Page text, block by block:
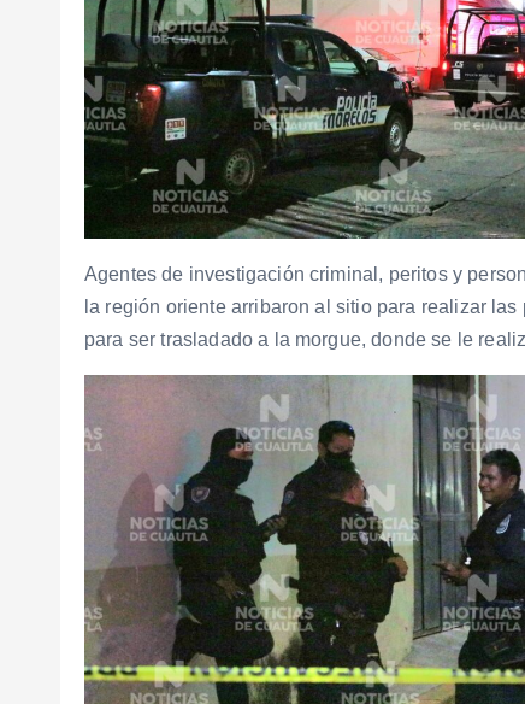
Agentes de investigación criminal, peritos y
la región oriente arribaron al sitio para realizar
para ser trasladado a la morgue, donde se le